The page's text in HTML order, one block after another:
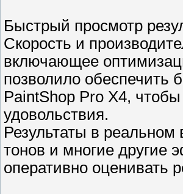
Быстрый просмотр
Скорость и
включающее
позволило обеспечить
PaintShop Pro X4,
удовольствия.
Результаты в
тонов и многие
оперативно оценивать